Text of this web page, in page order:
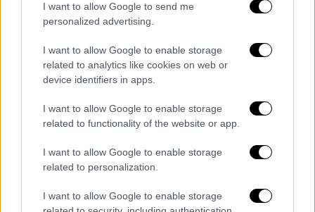
I want to allow Google to send me
personalized advertising.
I want to allow Google to enable storage
related to analytics like cookies on web or
device identifiers in apps.
I want to allow Google to enable storage
related to functionality of the website or app.
I want to allow Google to enable storage
related to personalization.
I want to allow Google to enable storage
Η ίδια εξήγησε ότιεπρόκειτο να υποβληθεί
σε μαγνητική εξέταση, σχολιάζοντας με
κάνω ότι δεν είμαι κλειστοφοβική».
Με την αισιοδοξία που τη χαρακτηρίζει, η
Jessie J συνέχισε αστειευόμενη για τη
Αν δεν έχετε κάνει μαγνητική μαστογραφία,